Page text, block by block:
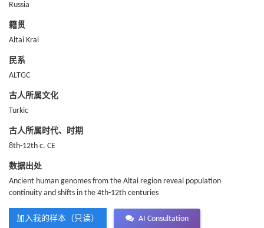
Russia
籍贯
Altai Krai
民系
ALTGC
古人所属文化
Turkic
古人所属时代、时期
8th-12th c. CE
数据出处
Ancient human genomes from the Altai region reveal population
continuity and shifts in the 4th-12th centuries
加入我的样本（只读） AI Consultation